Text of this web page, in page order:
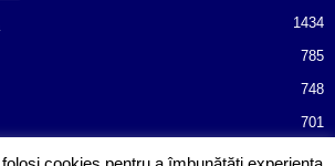
1434
785
748
701
487